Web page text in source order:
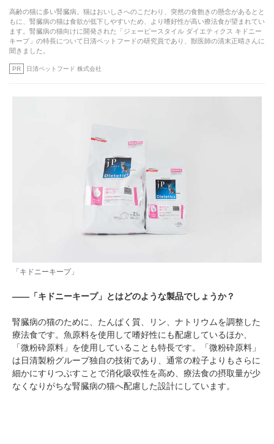
高齢の猫に多い腎臓病。猫はおいしさへのこだわり、突然の食飽きの懸念があるとと
もに、腎臓病の猫は食欲が低下しやすいため、より嗜好性が高い療法食が望まれてい
ます。腎臓病の猫向けに開発された「ジェーピースタイル ダイエティクス キドニー
キープ」の特長について日清ペットフードの研究員であり、獣医師の清末正晴さんに
聞きました。
PR 日清ペットフード 株式会社
「キドニーキープ」
――「キドニーキープ」とはどのような製品でしょうか？
腎臓病の猫のために、たんぱく質、リン、ナトリウムを調整した
療法食です。魚原料を使用して嗜好性にも配慮しているほか、
「微粉砕原料」を使用していることも特長です。「微粉砕原料」
は日清製粉グループ独自の技術であり、通常の粒子よりもさらに
細かにすりつぶすことで消化吸収性を高め、療法食の摂取量が少
なくなりがちな腎臓病の猫へ配慮した設計にしています。